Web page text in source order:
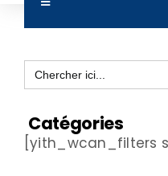
Toggle
Navigation
SERVICES
RESSOURCES
Search
for:
Catégories
[yith_wcan_filters